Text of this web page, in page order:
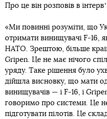
Про це він розповів в
«Ми повинні розуміти, що
отримати винищувачі F-16,
НАТО. Зрештою, більше
Gripen. Це не має нічого
уряду. Таке рішення було
дійшла висновку, що мати
винищувачів — і F-16, і
говоримо про системи. Це
підготувати пілотів. Це